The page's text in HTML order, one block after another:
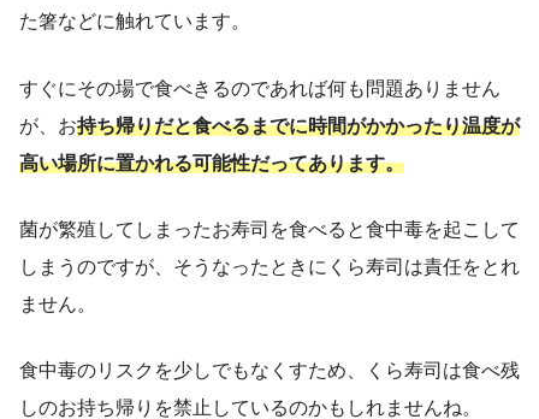
た箸などに触れています。
すぐにその場で食べきるのであれば何も問題ありません
が、お持ち帰りだと食べるまでに時間がかかったり温度が
高い場所に置かれる可能性だってあります。
菌が繁殖してしまったお寿司を食べると食中毒を起こして
しまうのですが、そうなったときにくら寿司は責任をとれ
ません。
食中毒のリスクを少しでもなくすため、くら寿司は食べ残
しのお持ち帰りを禁止しているのかもしれませんね。